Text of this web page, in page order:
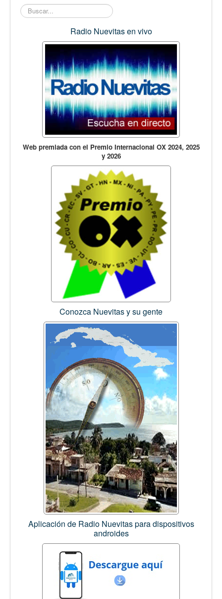
Buscar...
Radio Nuevitas en vivo
Web premiada con el Premio Internacional OX 2024, 2025
y 2026
Conozca Nuevitas y su gente
Aplicación de Radio Nuevitas para dispositivos
androides